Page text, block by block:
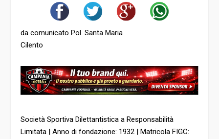
da comunicato Pol. Santa Maria
Cilento
Società Sportiva Dilettantistica a Responsabilità
Limitata | Anno di fondazione: 1932 | Matricola FIGC: